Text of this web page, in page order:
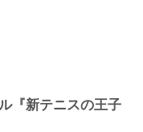
『新テニスの王子